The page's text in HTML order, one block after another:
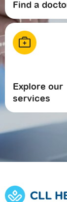
Find a
Explore our
services